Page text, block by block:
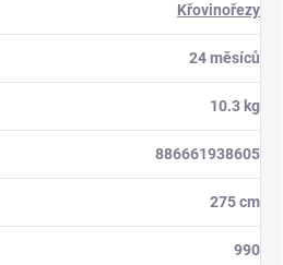
Křovinořezy
24 měsíců
10.3 kg
886661938605
275 cm
990